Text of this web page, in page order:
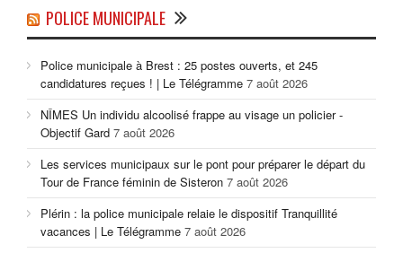
POLICE MUNICIPALE
Police municipale à Brest : 25 postes ouverts, et 245
candidatures reçues ! | Le Télégramme 7 août 2026
NÎMES Un individu alcoolisé frappe au visage un policier -
Objectif Gard 7 août 2026
Les services municipaux sur le pont pour préparer le départ du
Tour de France féminin de Sisteron 7 août 2026
Plérin : la police municipale relaie le dispositif Tranquillité
vacances | Le Télégramme 7 août 2026